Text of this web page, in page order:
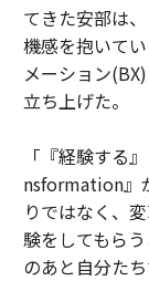
てきた安部は
機感を抱いて
メーション
立ち上げた。
「『経験する
nsformation』
りではなく、
験をしてもら
のあと自分た